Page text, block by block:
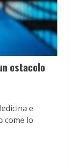
ostacolo
e
come lo